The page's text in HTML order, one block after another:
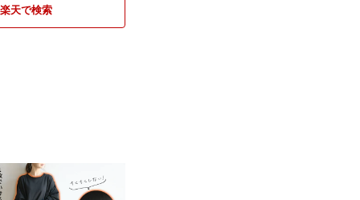
楽天で検索